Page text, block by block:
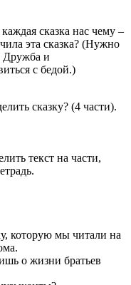
сказка нас чему –
эта сказка? (Нужно
Дружба и
с бедой.)
сказку? (4 части).
текст на части,
которую мы читали на
о жизни братьев